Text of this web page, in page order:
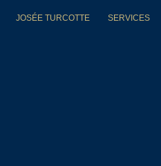
JOSÉE TURCOTTE SERVICES